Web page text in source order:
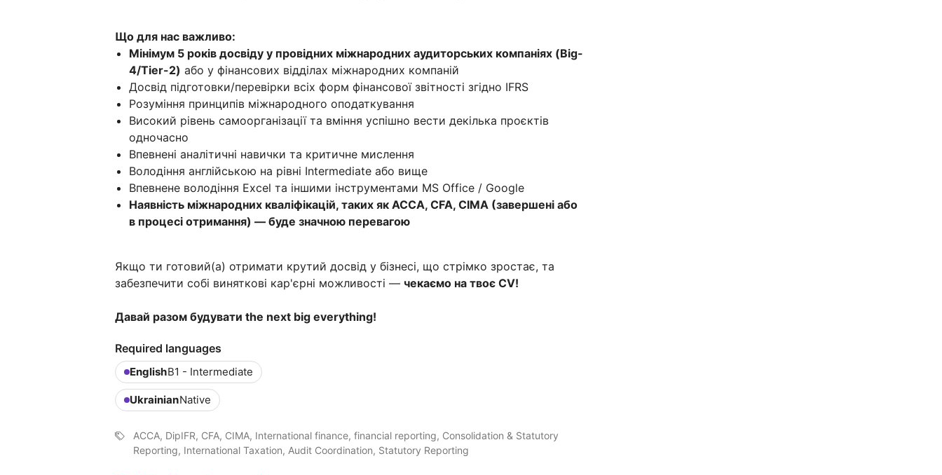
Що для нас важливо:
Мінімум 5 років досвіду у провідних міжнародних аудиторських компаніях (Big-
4/Tier-2) або у фінансових відділах міжнародних компаній
Досвід підготовки/перевірки всіх форм фінансової звітності згідно IFRS
Розуміння принципів міжнародного оподаткування
Високий рівень самоорганізації та вміння успішно вести декілька проєктів
одночасно
Впевнені аналітичні навички та критичне мислення
Володіння англійською на рівні Intermediate або вище
Впевнене володіння Excel та іншими інструментами MS Office / Google
Наявність міжнародних кваліфікацій, таких як ACCA, CFA, CIMA (завершені або
в процесі отримання) — буде значною перевагою
Якщо ти готовий(а) отримати крутий досвід у бізнесі, що стрімко зростає, та
забезпечити собі виняткові кар'єрні можливості — чекаємо на твоє CV!
Давай разом будувати the next big everything!
Required languages
EnglishB1 - Intermediate
UkrainianNative
ACCA, DipIFR, CFA, CIMA, International finance, financial reporting, Consolidation & Statutory
Reporting, International Taxation, Audit Coordination, Statutory Reporting